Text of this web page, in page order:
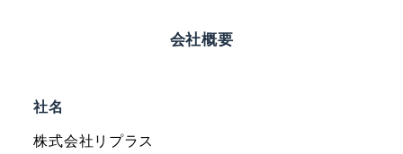
会社概要
社名
株式会社リプラス